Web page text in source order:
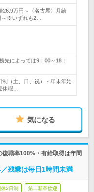
26.9万円～〈名古屋〉月給
～※いずれも2…
によっては9：00～18：
（土、日、祝）・年末年始
休暇…
気になる
職率100%・有給取得は年間
残業は毎日1時間未満
2日制 第二新卒歓迎